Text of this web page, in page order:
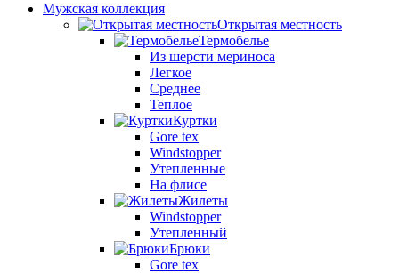
Мужская коллекция
Открытая местность
Термобелье
Из шерсти мериноса
Легкое
Среднее
Теплое
Куртки
Gore tex
Windstopper
Утепленные
На флисе
Жилеты
Windstopper
Утепленный
Брюки
Gore tex